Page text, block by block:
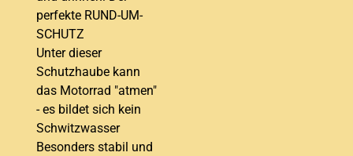
perfekte RUND-UM-
SCHUTZ
Unter dieser
Schutzhaube kann
das Motorrad "atmen"
- es bildet sich kein
Schwitzwasser
Besonders stabil und